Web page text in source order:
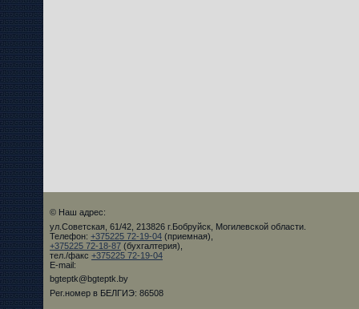
© Наш адрес:
ул.Советская, 61/42, 213826 г.Бобруйск, Могилевской области.
Телефон: +375225 72-19-04 (приемная),
+375225 72-18-87 (бухгалтерия),
тел./факс +375225 72-19-04
E-mail:
bgteptk@bgteptk.by
Рег.номер в БЕЛГИЭ: 86508